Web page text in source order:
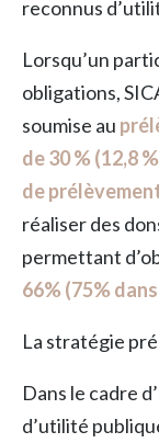
reconnus
Lorsqu’un
obligations,
soumise au
de 30 % (12,8
de
réaliser des
permettant
66% (75%
La stratégie
Dans le cadre
d’utilité